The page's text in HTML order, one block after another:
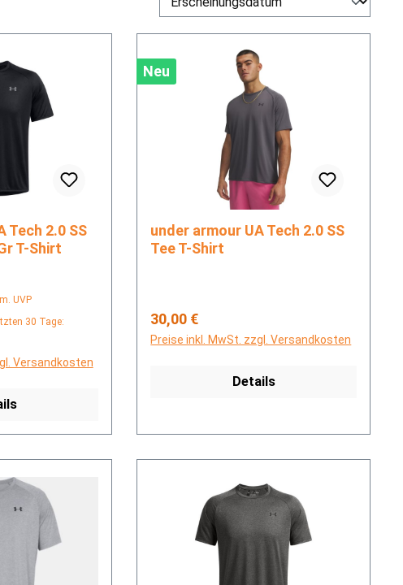
T-Shirt
UVP
30 Tage:
Versandkosten
Neu
under armour UA Tech 2.0 SS
Tee T-Shirt
Regulärer Preis:
30,00 €
Preise inkl. MwSt. zzgl. Versandkosten
Details